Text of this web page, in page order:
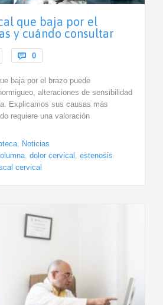
que baja por el
y cuándo consultar
 0Comments
baja por el brazo puede
alteraciones de sensibilidad
Explicamos sus causas más
requiere una valoración
,
Noticias
, dolor cervical
estenosis
cervical